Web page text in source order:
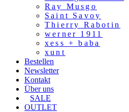
Ray Musgo
Saint Savoy
Thierry Rabotin
werner 1911
xess + baba
xunt
Bestellen
Newsletter
Kontakt
Über uns
SALE
OUTLET